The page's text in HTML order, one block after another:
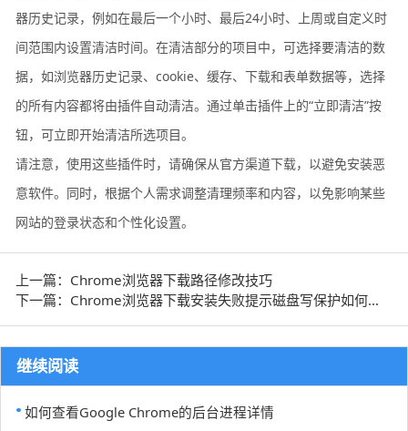
器历史记录，例如在最后一个小时、最后24小时、上周或自定义时
间范围内设置清洁时间。在清洁部分的项目中，可选择要清洁的数
据，如浏览器历史记录、cookie、缓存、下载和表单数据等，选择
的所有内容都将由插件自动清洁。通过单击插件上的“立即清洁”按
钮，可立即开始清洁所选项目。
请注意，使用这些插件时，请确保从官方渠道下载，以避免安装恶
意软件。同时，根据个人需求调整清理频率和内容，以免影响某些
网站的登录状态和个性化设置。
上一篇：Chrome浏览器下载路径修改技巧
下一篇：Chrome浏览器下载安装失败提示磁盘写保护如何解决
继续阅读
如何查看Google Chrome的后台进程详情